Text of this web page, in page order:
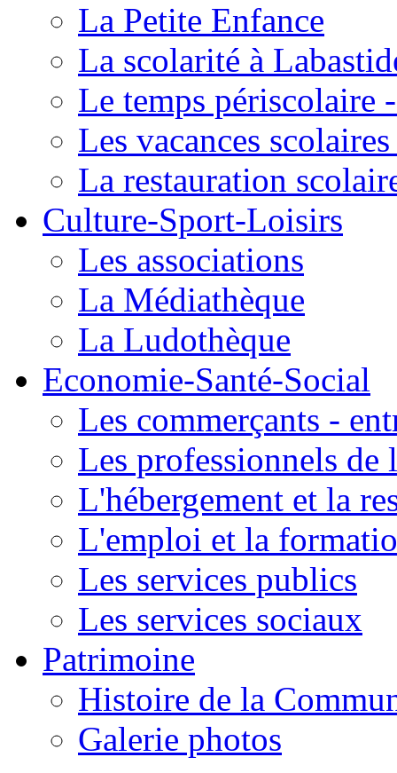
La Petite Enfance
La scolarité à
Le temps périscolaire
Les vacances
La restauration
Culture-Sport-Loisirs
Les associations
La Médiathèque
La Ludothèque
Economie-Santé-Social
Les commerçants -
Les professionnels de
L'hébergement et la
L'emploi et la
Les services publics
Les services sociaux
Patrimoine
Histoire de la
Galerie photos